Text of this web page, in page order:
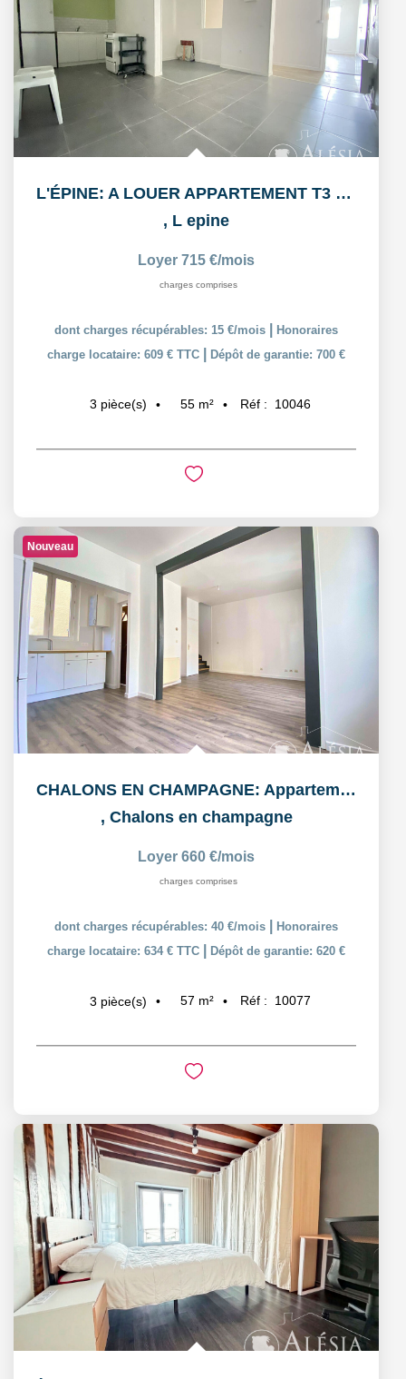
L'ÉPINE: A LOUER APPARTEMENT T3 55,38m² AVEC COUR ET PLACE...
, L epine
Loyer 715 €/mois
charges comprises
dont charges récupérables: 15 €/mois
Honoraires
charge locataire: 609 € TTC
Dépôt de garantie: 700 €
3 pièce(s) 55 m² Réf : 10046
Nouveau
CHALONS EN CHAMPAGNE: Appartement T3 en duplex
, Chalons en champagne
Loyer 660 €/mois
charges comprises
dont charges récupérables: 40 €/mois
Honoraires
charge locataire: 634 € TTC
Dépôt de garantie: 620 €
3 pièce(s) 57 m² Réf : 10077